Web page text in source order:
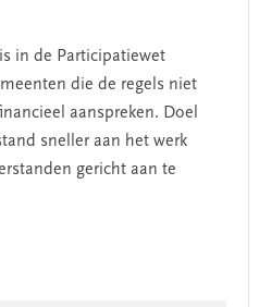
in de Participatiewet
die de regels niet
aanspreken. Doel
sneller aan het werk
gericht aan te